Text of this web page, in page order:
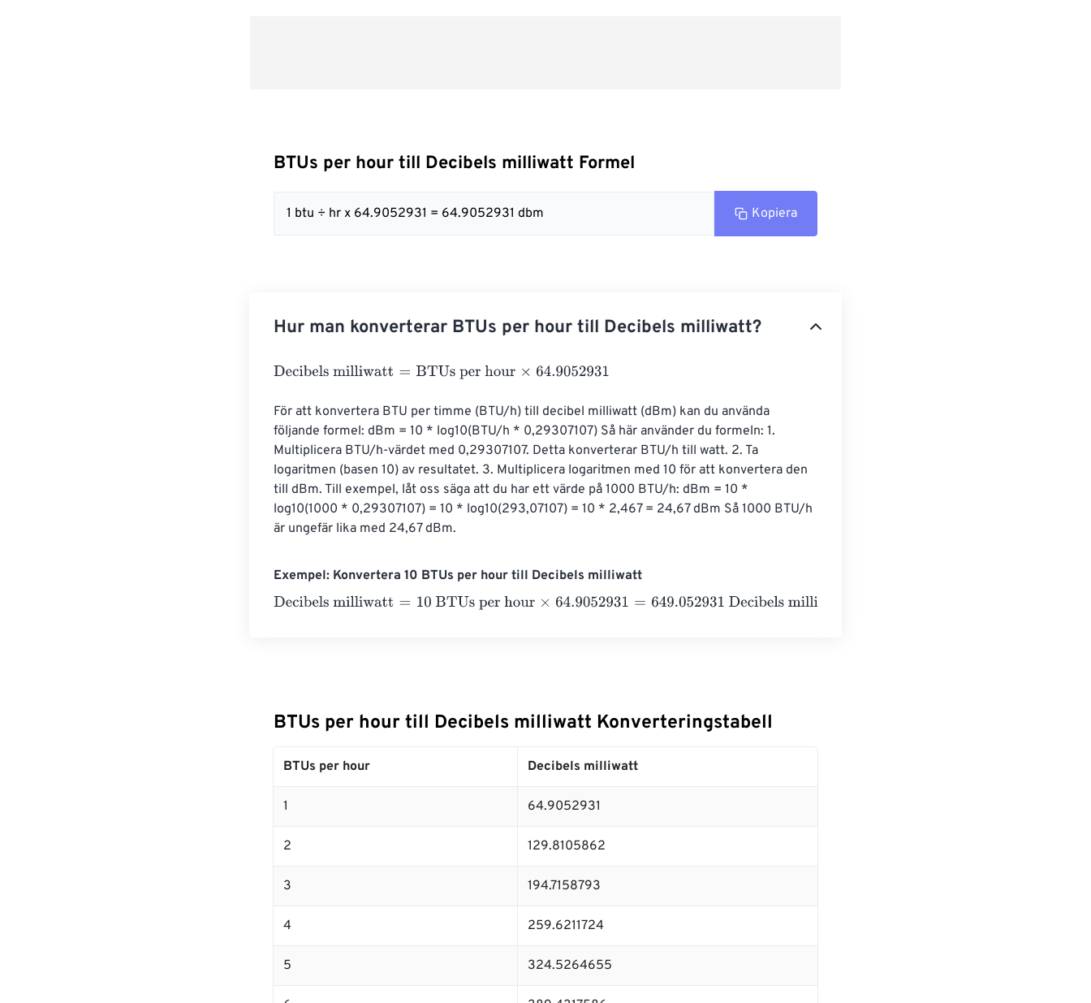
BTUs per hour till Decibels milliwatt Formel
1 btu ÷ hr x 64.9052931 = 64.9052931 dbm Kopiera
Hur man konverterar BTUs per hour till Decibels milliwatt?
Decibels milliwatt=BTUs per hour×64.9052931
För att konvertera BTU per timme (BTU/h) till decibel milliwatt (dBm) kan du använda
följande formel: dBm = 10 * log10(BTU/h * 0,29307107) Så här använder du formeln: 1.
Multiplicera BTU/h-värdet med 0,29307107. Detta konverterar BTU/h till watt. 2. Ta
logaritmen (basen 10) av resultatet. 3. Multiplicera logaritmen med 10 för att konvertera den
till dBm. Till exempel, låt oss säga att du har ett värde på 1000 BTU/h: dBm = 10 *
log10(1000 * 0,29307107) = 10 * log10(293,07107) = 10 * 2,467 = 24,67 dBm Så 1000 BTU/h
är ungefär lika med 24,67 dBm.
Exempel: Konvertera 10 BTUs per hour till Decibels milliwatt
Decibels milliwatt=10 BTUs per hour×64.9052931=649.052931 Decibels milliwatt
BTUs per hour till Decibels milliwatt Konverteringstabell
BTUs per hour Decibels milliwatt
1 64.9052931
2 129.8105862
3 194.7158793
4 259.6211724
5 324.5264655